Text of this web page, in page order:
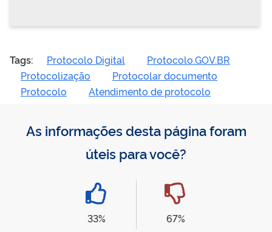
Tags: Protocolo Digital
Protocolo.GOV.BR
Protocolização
Protocolar documento
Protocolo
Atendimento de protocolo
As informações desta página foram
úteis para você?
33%
67%